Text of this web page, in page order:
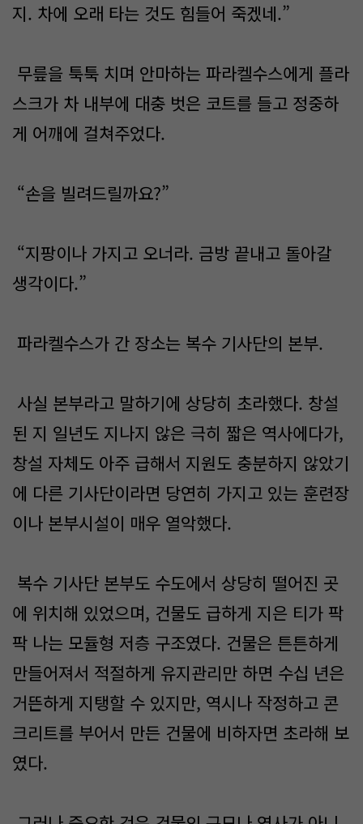
지. 차에 오래 타는 것도 힘들어 죽겠네.”
무릎을 툭툭 치며 안마하는 파라켈수스에게 플라
스크가 차 내부에 대충 벗은 코트를 들고 정중하
게 어깨에 걸쳐주었다.
“손을 빌려드릴까요?”
“지팡이나 가지고 오너라. 금방 끝내고 돌아갈
생각이다.”
파라켈수스가 간 장소는 복수 기사단의 본부.
사실 본부라고 말하기에 상당히 초라했다. 창설
된 지 일년도 지나지 않은 극히 짧은 역사에다가,
창설 자체도 아주 급해서 지원도 충분하지 않았기
에 다른 기사단이라면 당연히 가지고 있는 훈련장
이나 본부시설이 매우 열악했다.
복수 기사단 본부도 수도에서 상당히 떨어진 곳
에 위치해 있었으며, 건물도 급하게 지은 티가 팍
팍 나는 모듈형 저층 구조였다. 건물은 튼튼하게
만들어져서 적절하게 유지관리만 하면 수십 년은
거뜬하게 지탱할 수 있지만, 역시나 작정하고 콘
크리트를 부어서 만든 건물에 비하자면 초라해 보
였다.